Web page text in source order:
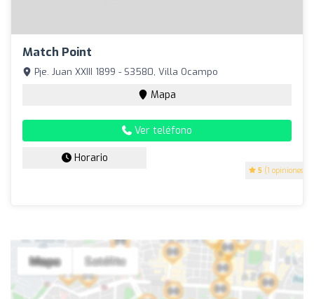
Match Point
5 (1 opiniones)
Pje. Juan XXIII 1899 - S3580, Villa Ocampo
Mapa
Ver teléfono
Horario